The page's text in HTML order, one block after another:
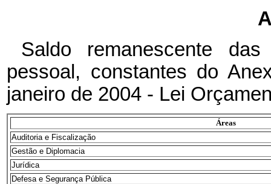
Saldo remanescente
pessoal, constantes do
janeiro de 2004 - Lei
Áreas
Auditoria e Fiscalização
Gestão e Diplomacia
Jurídica
Defesa e Segurança Pública